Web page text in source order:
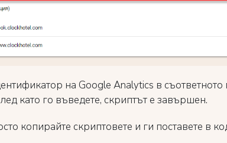
на Google Analytics в съответното
като го въведете, скриптът е завършен.
копирайте скриптовете и ги поставете в